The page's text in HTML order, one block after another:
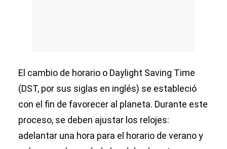
El cambio de horario o Daylight Saving Time
(DST, por sus siglas en inglés) se estableció
con el fin de favorecer al planeta. Durante este
proceso, se deben ajustar los relojes:
adelantar una hora para el horario de verano y